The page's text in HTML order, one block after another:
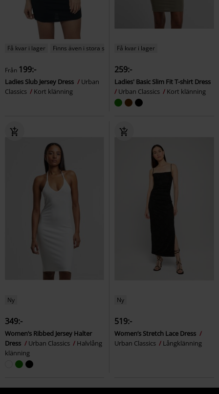
Få kvar i lager Finns även i stora storlekar
Från 199:-
Ladies Slub Jersey Dress
Urban
Classics
Kort klänning
Få kvar i lager
259:-
Ladies' Basic Slim Fit T-shirt Dress
Urban Classics
Kort klänning
Ny
349:-
Women’s Ribbed Jersey Halter
Dress
Urban Classics
Halvlång
klänning
Ny
519:-
Women’s Stretch Lace Dress
Urban Classics
Långklänning